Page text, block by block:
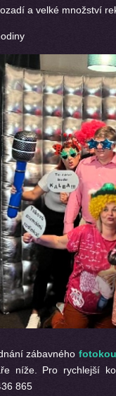
a velké množství
zábavného
níže. Pro rychlejší
865